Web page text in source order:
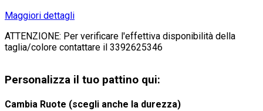
Maggiori dettagli
ATTENZIONE: Per verificare l'effettiva disponibilità della
taglia/colore contattare il 3392625346
Personalizza il tuo pattino qui:
Cambia Ruote (scegli anche la durezza)